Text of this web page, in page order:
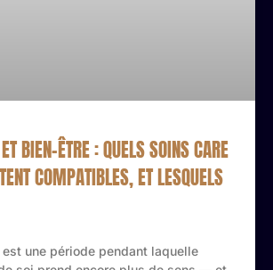
BIEN-ÊTRE : QUELS SOINS CARE
COMPATIBLES, ET LESQUELS
une période pendant laquelle